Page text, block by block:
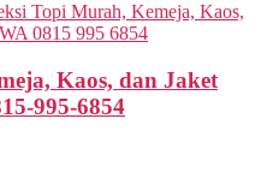
Topi Murah, Kemeja, Kaos,
0815 995 6854
Kaos, dan Jaket
995-6854